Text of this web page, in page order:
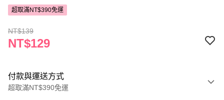
超取滿NT$390免運
NT$139
NT$129
付款與運送方式
超取滿NT$390免運